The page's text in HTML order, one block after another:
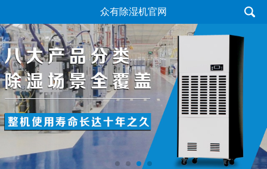
众有除湿机官网